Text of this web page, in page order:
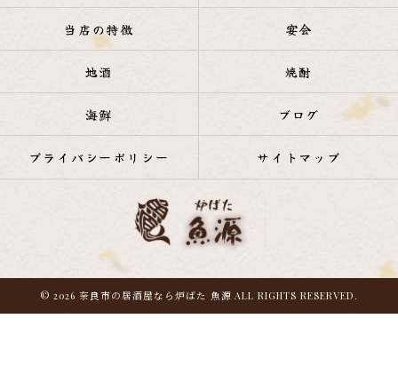
当店の特徴 宴会
地酒 焼酎
海鮮 ブログ
プライバシーポリシー サイトマップ
© 2026 奈良市の居酒屋なら炉ばた 魚源 ALL RIGHTS RESERVED.